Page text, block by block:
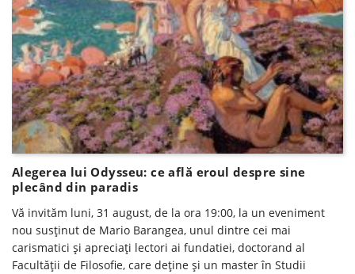
Alegerea lui Odysseu: ce află eroul despre sine
plecând din paradis
Vă invităm luni, 31 august, de la ora 19:00, la un eveniment
nou susţinut de Mario Barangea, unul dintre cei mai
carismatici şi apreciaţi lectori ai fundatiei, doctorand al
Facultăţii de Filosofie, care deţine şi un master în Studii